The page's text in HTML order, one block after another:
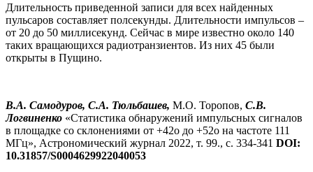
Длительность приведенной записи для всех найденных
пульсаров составляет полсекунды. Длительности импульсов –
от 20 до 50 миллисекунд. Сейчас в мире известно около 140
таких вращающихся радиотранзиентов. Из них 45 были
открыты в Пущино.
В.А. Самодуров, С.А. Тюльбашев, М.О. Торопов, С.В.
Логвиненко «Статистика обнаружений импульсных сигналов
в площадке со склонениями от +42о до +52о на частоте 111
МГц», Астрономический журнал 2022, т. 99., с. 334-341 DOI:
10.31857/S0004629922040053